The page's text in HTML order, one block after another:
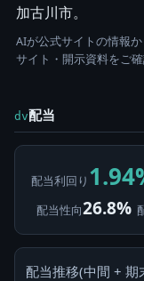
加古川市。
AIが公式サイトの情報
サイト・開示資料をご確
dv配当
配当利回り
配当性向26.8%
配当推移(中間 + 期